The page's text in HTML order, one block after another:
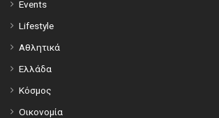
Events
Lifestyle
Αθλητικά
Ελλάδα
Κόσμος
Οικονομία